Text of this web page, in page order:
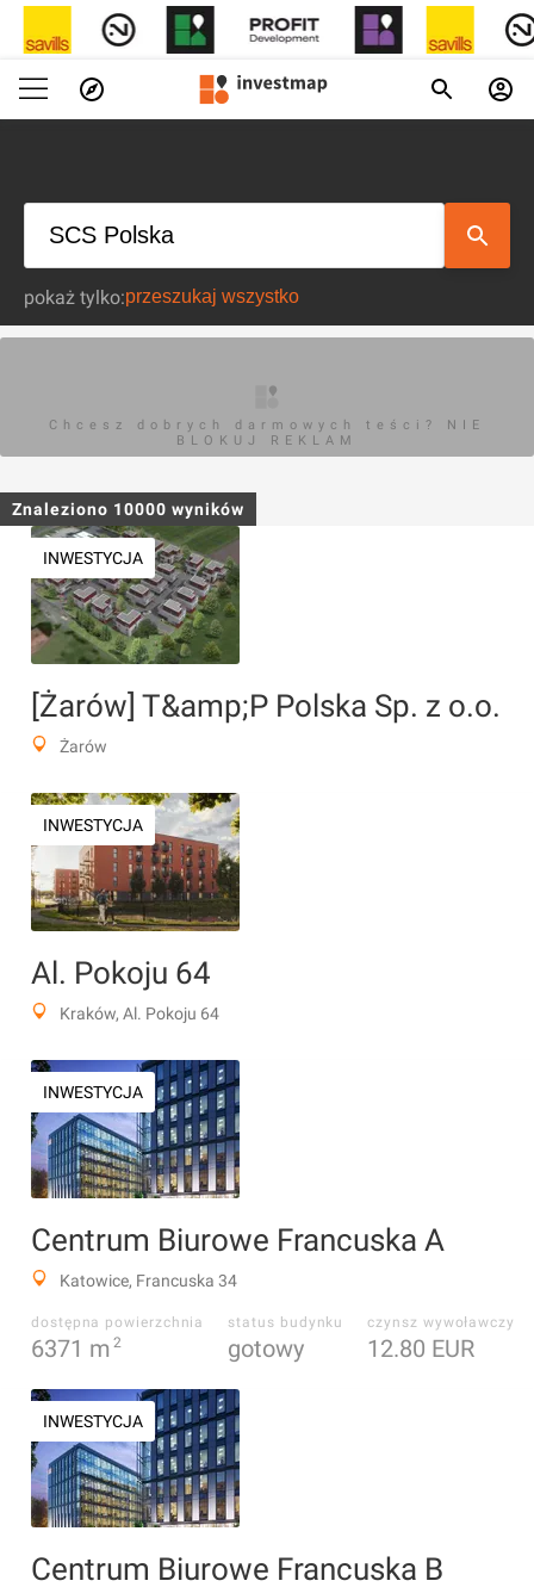
pokaż tylko:
Chcesz dobrych darmowych teści? NIE
BLOKUJ REKLAM
Znaleziono 10000 wyników
INWESTYCJA
[Żarów] T&amp;P Polska Sp. z o.o.
Żarów
INWESTYCJA
Al. Pokoju 64
Kraków, Al. Pokoju 64
INWESTYCJA
Centrum Biurowe Francuska A
Katowice, Francuska 34
dostępna powierzchnia
6371 m 2
status budynku
gotowy
czynsz wywoławczy
12.80 EUR
INWESTYCJA
Centrum Biurowe Francuska B